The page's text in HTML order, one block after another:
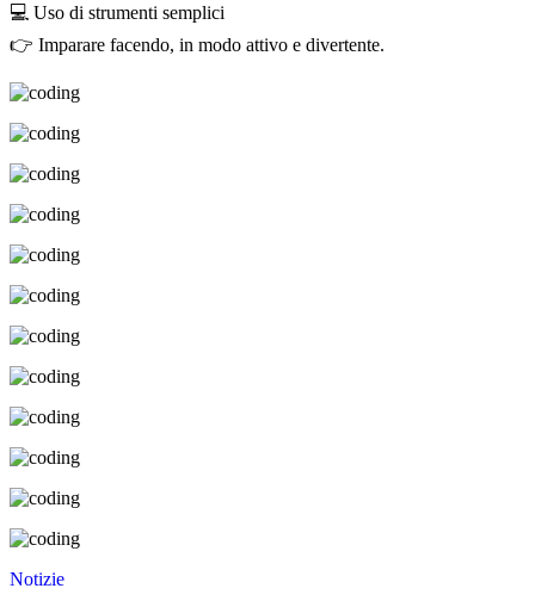
💻 Uso di strumenti semplici
👉 Imparare facendo, in modo attivo e divertente.
Notizie